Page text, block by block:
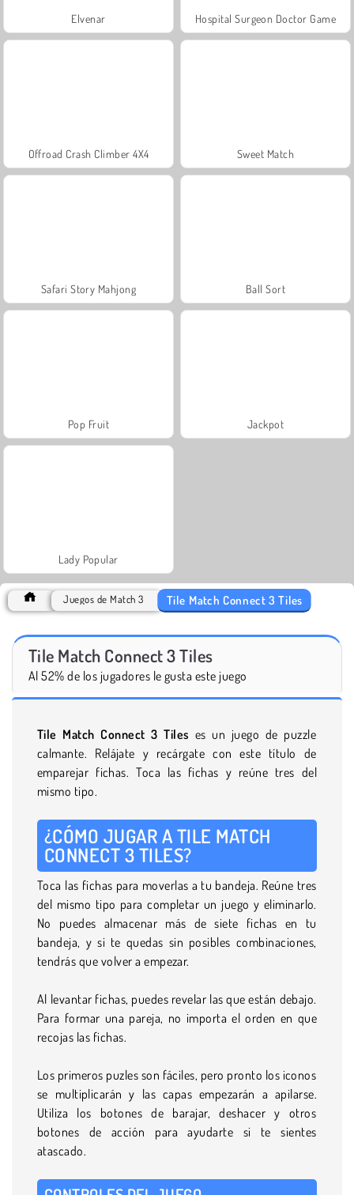
Elvenar Hospital Surgeon Doctor Game
Offroad Crash Climber 4X4 Sweet Match
Safari Story Mahjong Ball Sort
Pop Fruit Jackpot
Lady Popular
Juegos de Match 3 Tile Match Connect 3 Tiles
Tile Match Connect 3 Tiles
Al 52% de los jugadores le gusta este juego
Tile Match Connect 3 Tiles es un juego de puzzle
calmante. Relájate y recárgate con este título de
emparejar fichas. Toca las fichas y reúne tres del
mismo tipo.
¿CÓMO JUGAR A TILE MATCH
CONNECT 3 TILES?
Toca las fichas para moverlas a tu bandeja. Reúne tres
del mismo tipo para completar un juego y eliminarlo.
No puedes almacenar más de siete fichas en tu
bandeja, y si te quedas sin posibles combinaciones,
tendrás que volver a empezar.
Al levantar fichas, puedes revelar las que están debajo.
Para formar una pareja, no importa el orden en que
recojas las fichas.
Los primeros puzles son fáciles, pero pronto los iconos
se multiplicarán y las capas empezarán a apilarse.
Utiliza los botones de barajar, deshacer y otros
botones de acción para ayudarte si te sientes
atascado.